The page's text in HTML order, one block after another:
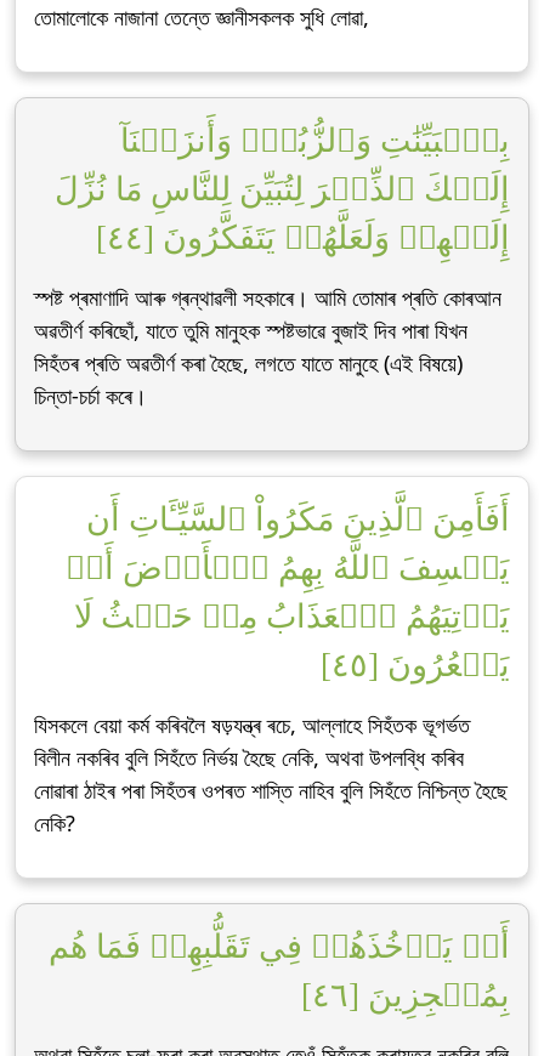
তোমালোকে নাজানা তেন্তে জ্ঞানীসকলক সুধি লোৱা,
بِٱلۡبَيِّنَٰتِ وَٱلزُّبُرِۗ وَأَنزَلۡنَآ
إِلَيۡكَ ٱلذِّكۡرَ لِتُبَيِّنَ لِلنَّاسِ مَا نُزِّلَ
إِلَيۡهِمۡ وَلَعَلَّهُمۡ يَتَفَكَّرُونَ [٤٤]
স্পষ্ট প্ৰমাণাদি আৰু গ্ৰন্থাৱলী সহকাৰে। আমি তোমাৰ প্ৰতি কোৰআন
অৱতীৰ্ণ কৰিছোঁ, যাতে তুমি মানুহক স্পষ্টভাৱে বুজাই দিব পাৰা যিখন
সিহঁতৰ প্ৰতি অৱতীৰ্ণ কৰা হৈছে, লগতে যাতে মানুহে (এই বিষয়ে)
চিন্তা-চৰ্চা কৰে।
أَفَأَمِنَ ٱلَّذِينَ مَكَرُواْ ٱلسَّيِّـَٔاتِ أَن
يَخۡسِفَ ٱللَّهُ بِهِمُ ٱلۡأَرۡضَ أَوۡ
يَأۡتِيَهُمُ ٱلۡعَذَابُ مِنۡ حَيۡثُ لَا
يَشۡعُرُونَ [٤٥]
যিসকলে বেয়া কৰ্ম কৰিবলৈ ষড়যন্ত্ৰ ৰচে, আল্লাহে সিহঁতক ভূগৰ্ভত
বিলীন নকৰিব বুলি সিহঁতে নিৰ্ভয় হৈছে নেকি, অথবা উপলব্ধি কৰিব
নোৱাৰা ঠাইৰ পৰা সিহঁতৰ ওপৰত শাস্তি নাহিব বুলি সিহঁতে নিশ্চিন্ত হৈছে
নেকি?
أَوۡ يَأۡخُذَهُمۡ فِي تَقَلُّبِهِمۡ فَمَا هُم
بِمُعۡجِزِينَ [٤٦]